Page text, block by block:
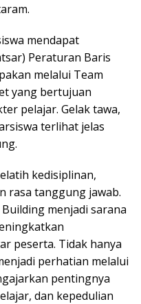
mendapat
Peraturan Baris
melalui Team
yang bertujuan
pelajar. Gelak tawa,
terlihat jelas
kedisiplinan,
rasa tanggung jawab.
menjadi sarana
peserta. Tidak hanya
perhatian melalui
pentingnya
dan kepedulian